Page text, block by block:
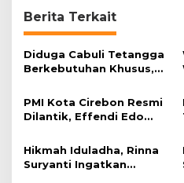
n
j
o
k
Berita Terkait
Diduga Cabuli Tetangga
Berkebutuhan Khusus,
PMI Kota Cirebon Resmi
Dilantik, Effendi Edo
Bencana
Hikmah Iduladha, Rinna
Suryanti Ingatkan